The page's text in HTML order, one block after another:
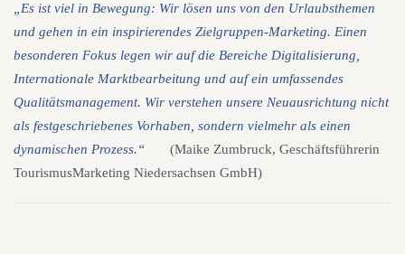
„Es ist viel in Bewegung: Wir lösen uns von den Urlaubsthemen
und gehen in ein inspirierendes Zielgruppen-Marketing. Einen
besonderen Fokus legen wir auf die Bereiche Digitalisierung,
Internationale Marktbearbeitung und auf ein umfassendes
Qualitätsmanagement. Wir verstehen unsere Neuausrichtung nicht
als festgeschriebenes Vorhaben, sondern vielmehr als einen
dynamischen Prozess.“ (Maike Zumbruck, Geschäftsführerin
TourismusMarketing Niedersachsen GmbH)